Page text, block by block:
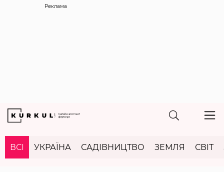
Реклама
ВСІ УКРАЇНА САДІВНИЦТВО ЗЕМЛЯ СВІТ